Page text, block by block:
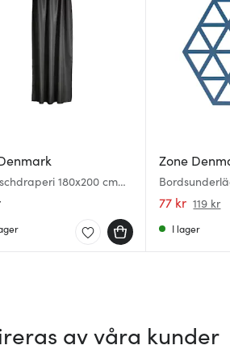
180x200 cm
Zone
Denim
77 kr 119 kr
I lager
av våra kunder